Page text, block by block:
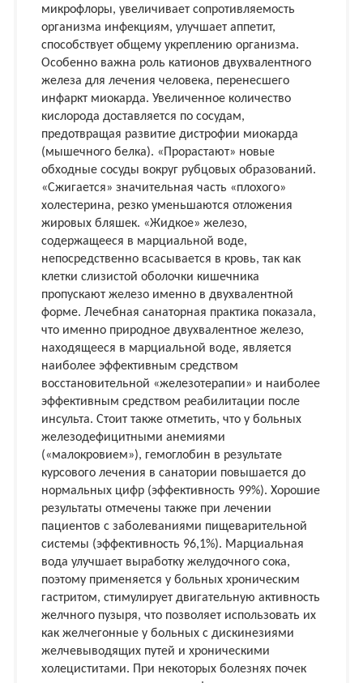
микрофлоры, увеличивает сопротивляемость
организма инфекциям, улучшает аппетит,
способствует общему укреплению организма.
Особенно важна роль катионов двухвалентного
железа для лечения человека, перенесшего
инфаркт миокарда. Увеличенное количество
кислорода доставляется по сосудам,
предотвращая развитие дистрофии миокарда
(мышечного белка). «Прорастают» новые
обходные сосуды вокруг рубцовых образований.
«Сжигается» значительная часть «плохого»
холестерина, резко уменьшаются отложения
жировых бляшек. «Жидкое» железо,
содержащееся в марциальной воде,
непосредственно всасывается в кровь, так как
клетки слизистой оболочки кишечника
пропускают железо именно в двухвалентной
форме. Лечебная санаторная практика показала,
что именно природное двухвалентное железо,
находящееся в марциальной воде, является
наиболее эффективным средством
восстановительной «железотерапии» и наиболее
эффективным средством реабилитации после
инсульта. Стоит также отметить, что у больных
железодефицитными анемиями
(«малокровием»), гемоглобин в результате
курсового лечения в санатории повышается до
нормальных цифр (эффективность 99%). Хорошие
результаты отмечены также при лечении
пациентов с заболеваниями пищеварительной
системы (эффективность 96,1%). Марциальная
вода улучшает выработку желудочного сока,
поэтому применяется у больных хроническим
гастритом, стимулирует двигательную активность
желчного пузыря, что позволяет использовать их
как желчегонные у больных с дискинезиями
желчевыводящих путей и хроническими
холециститами. При некоторых болезнях почек